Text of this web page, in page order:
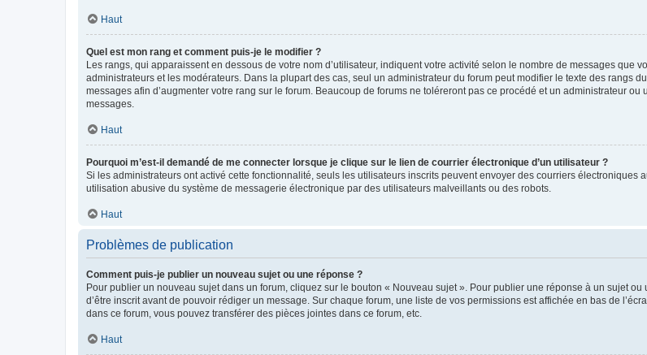
Haut
Quel est mon rang et comment puis-je le modifier ?
Les rangs, qui apparaissent en dessous de votre nom d’utilisateur, indiquent votre activité selon le nombre de messages que
administrateurs et les modérateurs. Dans la plupart des cas, seul un administrateur du forum peut modifier le texte des rangs
messages afin d’augmenter votre rang sur le forum. Beaucoup de forums ne toléreront pas ce procédé et un administrateur
messages.
Haut
Pourquoi m’est-il demandé de me connecter lorsque je clique sur le lien de courrier électronique d’un utilisateur ?
Si les administrateurs ont activé cette fonctionnalité, seuls les utilisateurs inscrits peuvent envoyer des courriers électroniques
utilisation abusive du système de messagerie électronique par des utilisateurs malveillants ou des robots.
Haut
Problèmes de publication
Comment puis-je publier un nouveau sujet ou une réponse ?
Pour publier un nouveau sujet dans un forum, cliquez sur le bouton « Nouveau sujet ». Pour publier une réponse à un sujet
d’être inscrit avant de pouvoir rédiger un message. Sur chaque forum, une liste de vos permissions est affichée en bas de
dans ce forum, vous pouvez transférer des pièces jointes dans ce forum, etc.
Haut